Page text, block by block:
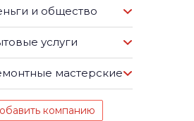
и общество
услуги
мастерские
компанию